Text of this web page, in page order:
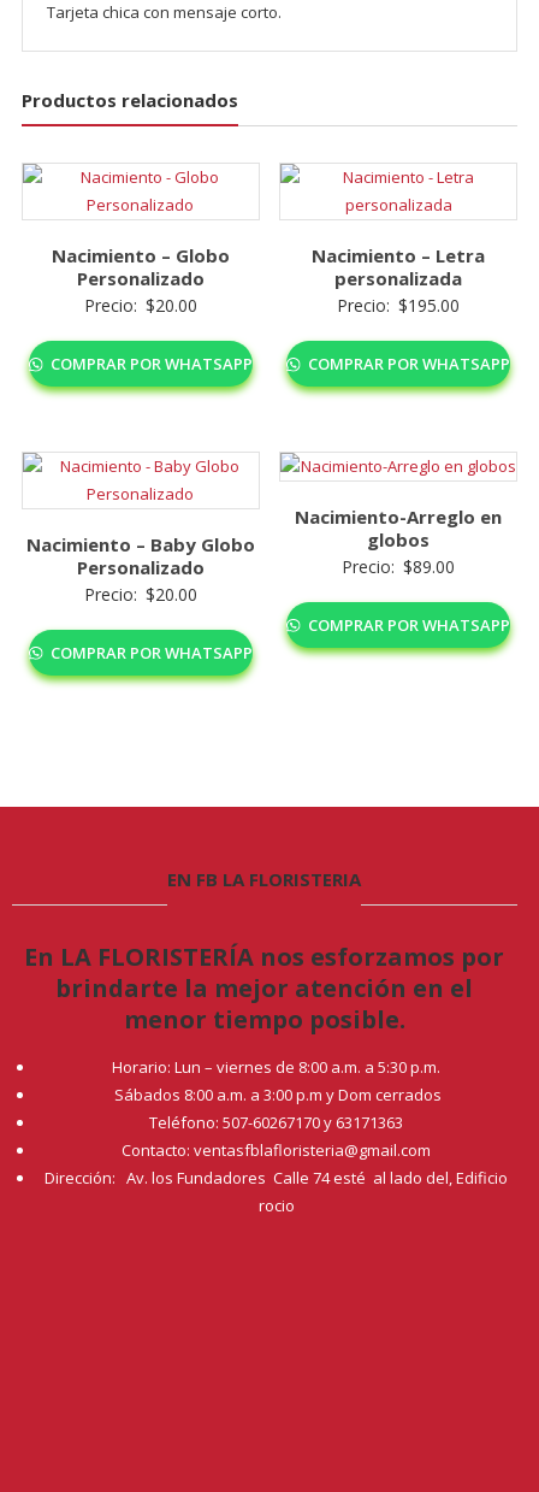
Tarjeta chica con mensaje corto.
Productos relacionados
Nacimiento – Globo
Personalizado
Precio: $20.00
COMPRAR POR WHATSAPP
Nacimiento – Letra
personalizada
Precio: $195.00
COMPRAR POR WHATSAPP
Nacimiento – Baby Globo
Personalizado
Precio: $20.00
COMPRAR POR WHATSAPP
Nacimiento-Arreglo en
globos
Precio: $89.00
COMPRAR POR WHATSAPP
EN FB LA FLORISTERIA
En LA FLORISTERÍA nos esforzamos por
brindarte la mejor atención en el
menor tiempo posible.
Horario: Lun – viernes de 8:00 a.m. a 5:30 p.m.
Sábados 8:00 a.m. a 3:00 p.m y Dom cerrados
Teléfono: 507-60267170 y 63171363
Contacto: ventasfblafloristeria@gmail.com
Dirección: Av. los Fundadores Calle 74 esté al lado del, Edificio
rocio